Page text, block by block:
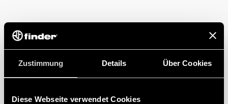
Zustimmung Details Über Cookies
Diese Webseite verwendet Cookies